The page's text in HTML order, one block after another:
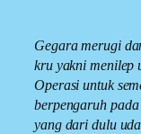
Gegara merugi
kru yakni menilep
Operasi untuk
berpengaruh
yang dari dulu